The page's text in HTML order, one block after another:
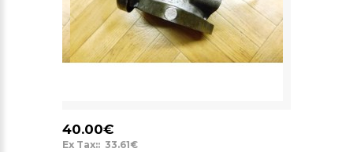
40.00€
Ex Tax:: 33.61€